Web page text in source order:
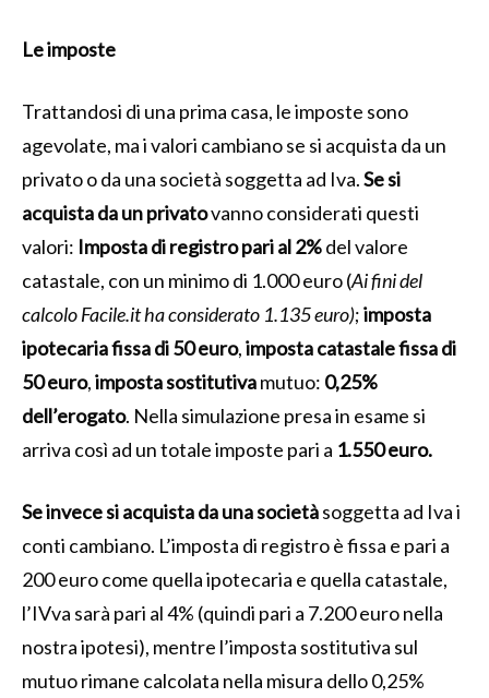
Le imposte
Trattandosi di una prima casa, le imposte sono
agevolate, ma i valori cambiano se si acquista da un
privato o da una società soggetta ad Iva.Se si
acquista da un privatovanno considerati questi
valori: Imposta di registro pari al 2%del valore
catastale, con un minimo di 1.000 euro (Ai fini del
calcolo Facile.it ha considerato 1.135 euro);imposta
ipotecaria fissa di 50 euro,imposta catastale fissa di
50 euro,impostasostitutivamutuo: 0,25%
dell’erogato. Nella simulazione presa in esame si
arriva così ad un totale imposte pari a 1.550 euro.
Se invece si acquista da una societàsoggetta ad Iva i
conti cambiano. L’imposta di registro è fissa e pari a
200 euro come quella ipotecaria e quella catastale,
l’IVva sarà pari al 4% (quindi pari a 7.200 euro nella
nostra ipotesi), mentre l’imposta sostitutiva sul
mutuo rimane calcolata nella misura dello 0,25%